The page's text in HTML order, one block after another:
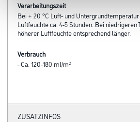
Verarbeitungszeit
Bei + 20 °C Luft- und
Luftfeuchte ca. 4-5 Stunden. Bei
höherer Luftfeuchte entsprechend länger.
Verbrauch
- Ca. 120-180 ml/m²
ZUSATZINFOS